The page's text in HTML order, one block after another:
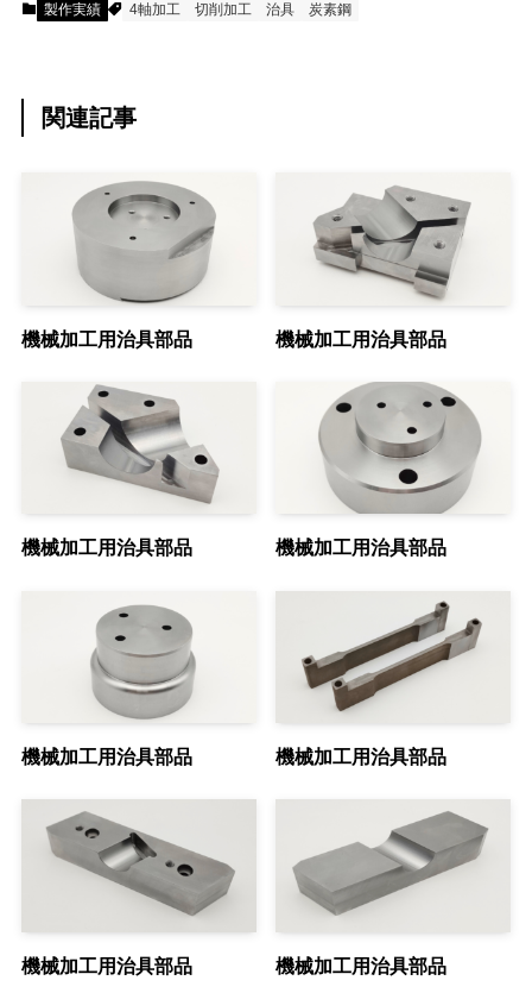
製作実績 4軸加工 切削加工 治具 炭素鋼
関連記事
機械加工用治具部品 機械加工用治具部品
機械加工用治具部品 機械加工用治具部品
機械加工用治具部品 機械加工用治具部品
機械加工用治具部品 機械加工用治具部品